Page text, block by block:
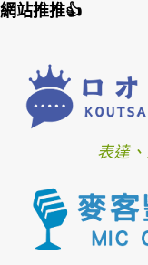
網站推推👍
表達